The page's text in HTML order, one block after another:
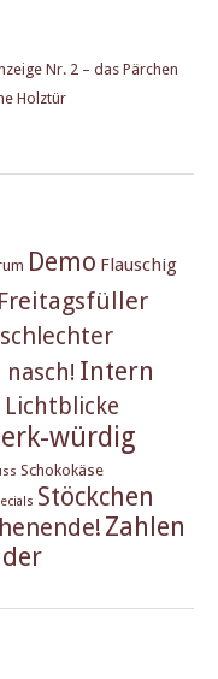
Nr. 2 – das Pärchen
Holztür
Demo Flauschig
Freitagsfüller
nasch! Intern
Lichtblicke
würdig
Schokokäse
Stöckchen
Zahlen